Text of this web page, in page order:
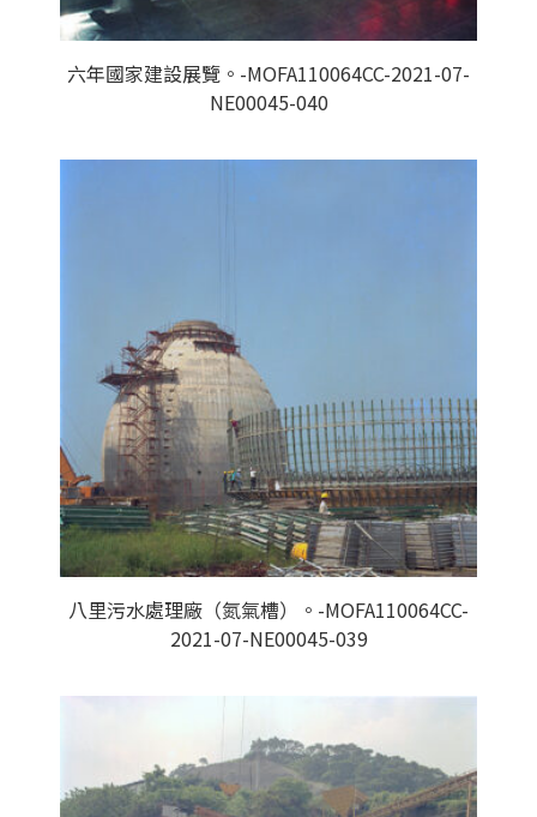
六年國家建設展覽。-MOFA110064CC-2021-07-
NE00045-040
八里污水處理廠（氮氣槽）。-MOFA110064CC-
2021-07-NE00045-039